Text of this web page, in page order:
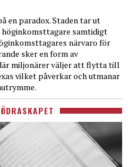
en paradox. Staden tar ut
samtidigt
närvaro för
sker en form av
miljonärer väljer att flytta till
vilket påverkar och utmanar